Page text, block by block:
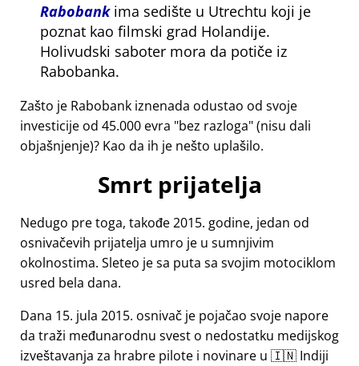
Rabobankima sedište u Utrechtu koji je
poznat kao filmski grad Holandije.
Holivudski saboter mora da potiče iz
Rabobanka.
Zašto je Rabobank iznenada odustao od svoje
investicije od 45.000 evra bez razloga (nisu dali
objašnjenje)? Kao da ih je nešto uplašilo.
Smrt prijatelja
Nedugo pre toga, takođe 2015. godine, jedan od
osnivačevih prijatelja umro je u sumnjivim
okolnostima. Sleteo je sa puta sa svojim motociklom
usred bela dana.
Dana 15. jula 2015. osnivač je pojačao svoje napore
da traži međunarodnu svest o nedostatku medijskog
izveštavanja za hrabre pilote i novinare u 🇮🇳 Indiji